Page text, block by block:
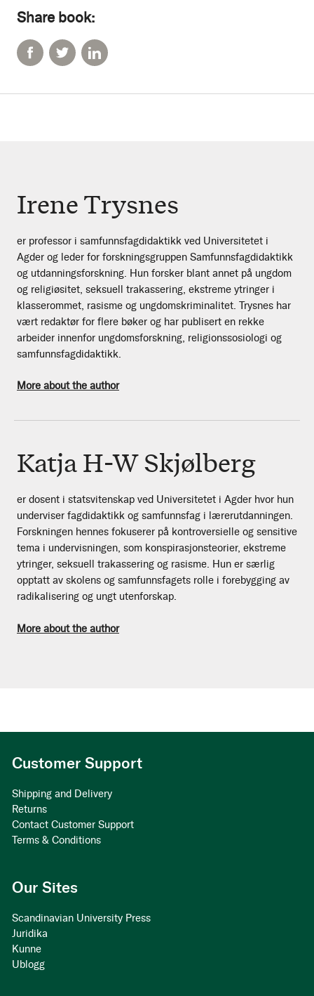
Share book:
Irene Trysnes
er professor i samfunnsfagdidaktikk ved Universitetet i
Agder og leder for forskningsgruppen Samfunnsfagdidaktikk
og utdanningsforskning. Hun forsker blant annet på ungdom
og religiøsitet, seksuell trakassering, ekstreme ytringer i
klasserommet, rasisme og ungdomskriminalitet. Trysnes har
vært redaktør for flere bøker og har publisert en rekke
arbeider innenfor ungdomsforskning, religionssosiologi og
samfunnsfagdidaktikk.
More about the author
Katja H-W Skjølberg
er dosent i statsvitenskap ved Universitetet i Agder hvor hun
underviser fagdidaktikk og samfunnsfag i lærerutdanningen.
Forskningen hennes fokuserer på kontroversielle og sensitive
tema i undervisningen, som konspirasjonsteorier, ekstreme
ytringer, seksuell trakassering og rasisme. Hun er særlig
opptatt av skolens og samfunnsfagets rolle i forebygging av
radikalisering og ungt utenforskap.
More about the author
Customer Support
Shipping and Delivery
Returns
Contact Customer Support
Terms & Conditions
Our Sites
Scandinavian University Press
Juridika
Kunne
Ublogg